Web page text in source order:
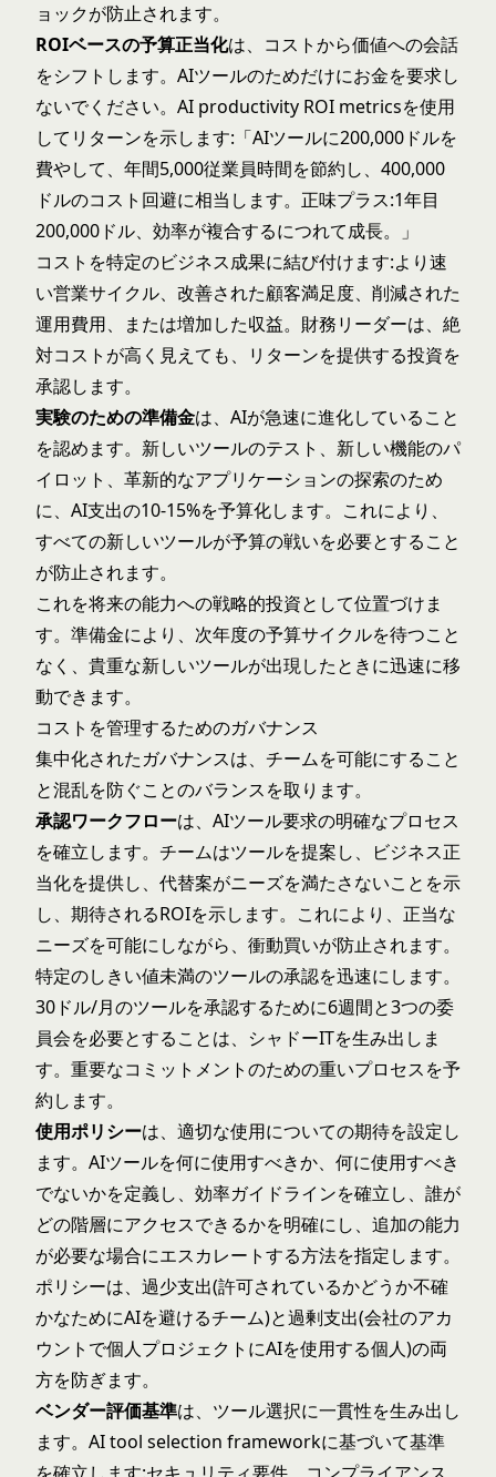
ョックが防止されます。
ROIベースの予算正当化は、コストから価値への会話
をシフトします。AIツールのためだけにお金を要求し
ないでください。 AI productivity ROI metricsを使用
してリターンを示します:「AIツールに200,000ドルを
費やして、年間5,000従業員時間を節約し、400,000
ドルのコスト回避に相当します。正味プラス:1年目
200,000ドル、効率が複合するにつれて成長。」
コストを特定のビジネス成果に結び付けます:より速
い営業サイクル、改善された顧客満足度、削減された
運用費用、または増加した収益。財務リーダーは、絶
対コストが高く見えても、リターンを提供する投資を
承認します。
実験のための準備金は、AIが急速に進化していること
を認めます。新しいツールのテスト、新しい機能のパ
イロット、革新的なアプリケーションの探索のため
に、AI支出の10-15%を予算化します。これにより、
すべての新しいツールが予算の戦いを必要とすること
が防止されます。
これを将来の能力への戦略的投資として位置づけま
す。準備金により、次年度の予算サイクルを待つこと
なく、貴重な新しいツールが出現したときに迅速に移
動できます。
コストを管理するためのガバナンス
集中化されたガバナンスは、チームを可能にすること
と混乱を防ぐことのバランスを取ります。
承認ワークフローは、AIツール要求の明確なプロセス
を確立します。チームはツールを提案し、ビジネス正
当化を提供し、代替案がニーズを満たさないことを示
し、期待されるROIを示します。これにより、正当な
ニーズを可能にしながら、衝動買いが防止されます。
特定のしきい値未満のツールの承認を迅速にします。
30ドル/月のツールを承認するために6週間と3つの委
員会を必要とすることは、シャドーITを生み出しま
す。重要なコミットメントのための重いプロセスを予
約します。
使用ポリシーは、適切な使用についての期待を設定し
ます。AIツールを何に使用すべきか、何に使用すべき
でないかを定義し、効率ガイドラインを確立し、誰が
どの階層にアクセスできるかを明確にし、追加の能力
が必要な場合にエスカレートする方法を指定します。
ポリシーは、過少支出(許可されているかどうか不確
かなためにAIを避けるチーム)と過剰支出(会社のアカ
ウントで個人プロジェクトにAIを使用する個人)の両
方を防ぎます。
ベンダー評価基準は、ツール選択に一貫性を生み出し
ます。 AI tool selection frameworkに基づいて基準